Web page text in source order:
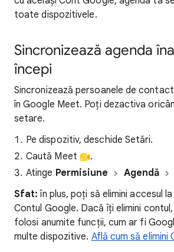
toate dispozitivele.
Sincronizează agenda
începi
Sincronizează persoanele de
în Google Meet. Poți dezactiva
setare.
Pe dispozitiv, deschide Setări.
Caută Meet
.
Atinge Permisiune Agendă
Sfat: în plus, poți să elimini accesul
Contul Google. Dacă îți elimini
folosi anumite funcții, cum ar fi
multe dispozitive. Află cum să elimini